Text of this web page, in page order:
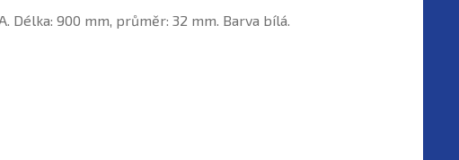
Délka: 900 mm, průměr: 32 mm. Barva bílá.